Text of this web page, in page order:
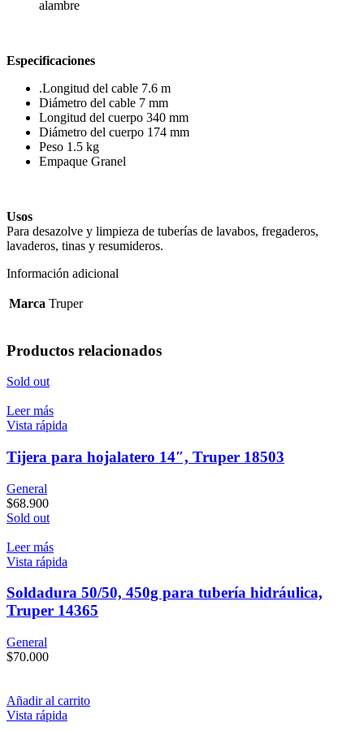
alambre
Especificaciones
.Longitud del cable 7.6 m
Diámetro del cable 7 mm
Longitud del cuerpo 340 mm
Diámetro del cuerpo 174 mm
Peso 1.5 kg
Empaque Granel
Usos
Para desazolve y limpieza de tuberías de lavabos, fregaderos,
lavaderos, tinas y resumideros.
Información adicional
Marca Truper
Productos relacionados
Sold out
Leer más
Vista rápida
Tijera para hojalatero 14″, Truper 18503
General
$68.900
Sold out
Leer más
Vista rápida
Soldadura 50/50, 450g para tubería hidráulica,
Truper 14365
General
$70.000
Añadir al carrito
Vista rápida